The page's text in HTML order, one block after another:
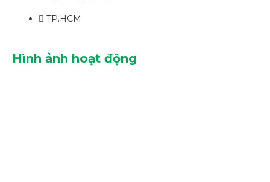
TP.HCM
Hình ảnh hoạt động